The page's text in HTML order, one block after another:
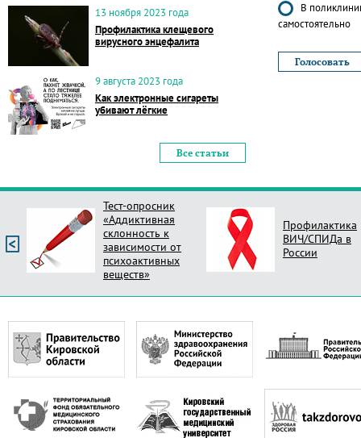
13 ноября 2023 года
Профилактика клещевого
вирусного энцефалита
9 августа 2023 года
Как электронные сигареты
убивают лёгкие
Все статьи
В
самостоятельно
Тест-опросник
«Аддиктивная
склонность к
зависимости от
психоактивных
веществ»
Профилактика
ВИЧ/СПИДа в
России